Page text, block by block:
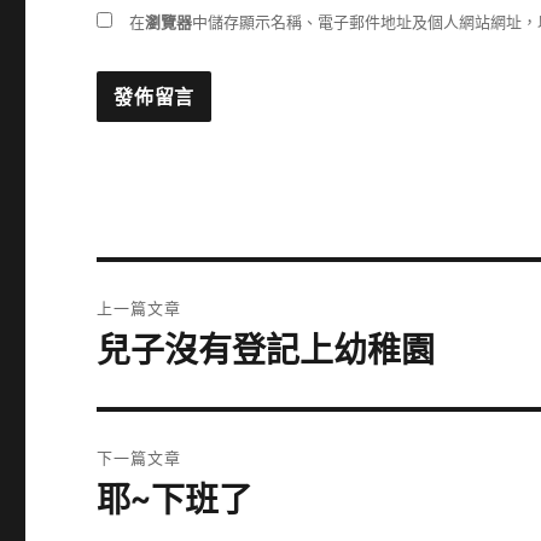
在瀏覽器中儲存顯示名稱、電子郵件地址及個人網站網址
章
上一篇文章
上
篇
文
章:
兒子沒有登記上幼稚園
下一篇文章
下
耶~下班了